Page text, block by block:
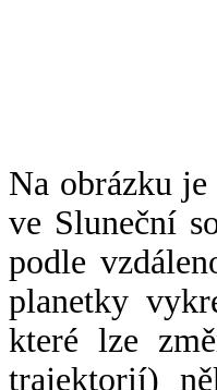
Na obrázku
ve Sluneční
podle
planetky
které lze
trajektorií)